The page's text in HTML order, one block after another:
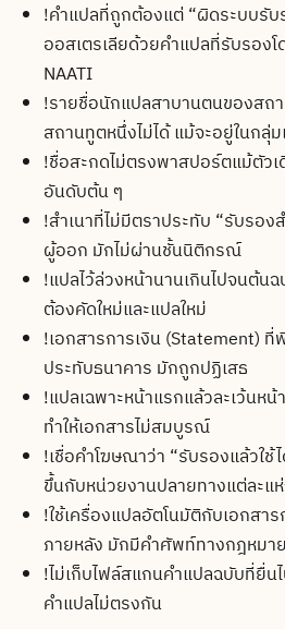
!คำแปลที่ถูกต้องแต่ “ผิดระบบรับ
ออสเตรเลียด้วยคำแปลที่รับรอง
NAATI
!รายชื่อนักแปลสาบานตนของสถ
สถานทูตหนึ่งไม่ได้ แม้จะอยู่ในกลุ่
!ชื่อสะกดไม่ตรงพาสปอร์ตแม้ตัว
อันดับต้น ๆ
!สำเนาที่ไม่มีตราประทับ “รับรอ
ผู้ออก มักไม่ผ่านชั้นนิติกรณ์
!แปลไว้ล่วงหน้านานเกินไปจนต้น
ต้องคัดใหม่และแปลใหม่
!เอกสารการเงิน (Statement)
ประทับธนาคาร มักถูกปฏิเสธ
!แปลเฉพาะหน้าแรกแล้วละเว้นห
ทำให้เอกสารไม่สมบูรณ์
!เชื่อคำโฆษณาว่า “รับรองแล้วใ
ขึ้นกับหน่วยงานปลายทางแต่ละแ
!ใช้เครื่องแปลอัตโนมัติกับเอกสา
ภายหลัง มักมีคำศัพท์ทางกฎหมา
!ไม่เก็บไฟล์สแกนคำแปลฉบับที่ยื่น
คำแปลไม่ตรงกัน